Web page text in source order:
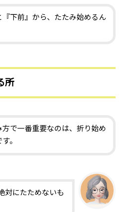
『下前』から、たたみ始めるん
所
方で一番重要なのは、折り始め
。
対にたためないも